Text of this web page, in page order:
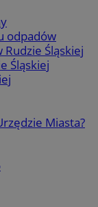
odpadów
Rudzie Śląskiej
Śląskiej
Miasta?